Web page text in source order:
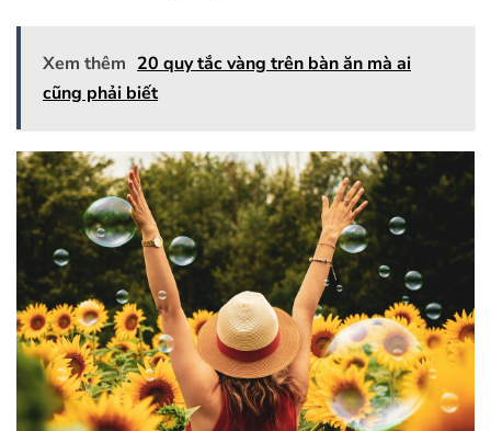
Xem thêm 20 quy tắc vàng trên bàn ăn mà ai
cũng phải biết